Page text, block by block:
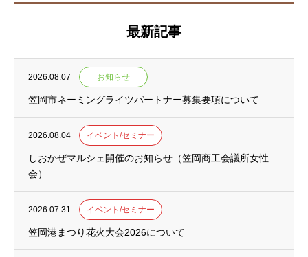
最新記事
2026.08.07 お知らせ
笠岡市ネーミングライツパートナー募集要項について
2026.08.04 イベント/セミナー
しおかぜマルシェ開催のお知らせ（笠岡商工会議所女性
会）
2026.07.31 イベント/セミナー
笠岡港まつり花火大会2026について